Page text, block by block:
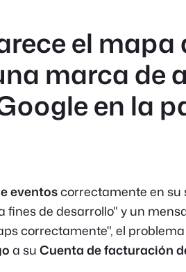
el mapa
marca de
en la
eventoscorrectamente en su
fines de desarrollo" y un
correctamente",el
a su Cuenta de facturación